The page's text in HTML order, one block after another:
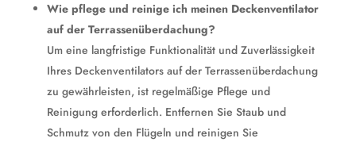
Wie pflege und reinige ich meinen Deckenventilator
auf der Terrassenüberdachung?
Um eine langfristige Funktionalität und Zuverlässigkeit
Ihres Deckenventilators auf der Terrassenüberdachung
zu gewährleisten, ist regelmäßige Pflege und
Reinigung erforderlich. Entfernen Sie Staub und
Schmutz von den Flügeln und reinigen Sie